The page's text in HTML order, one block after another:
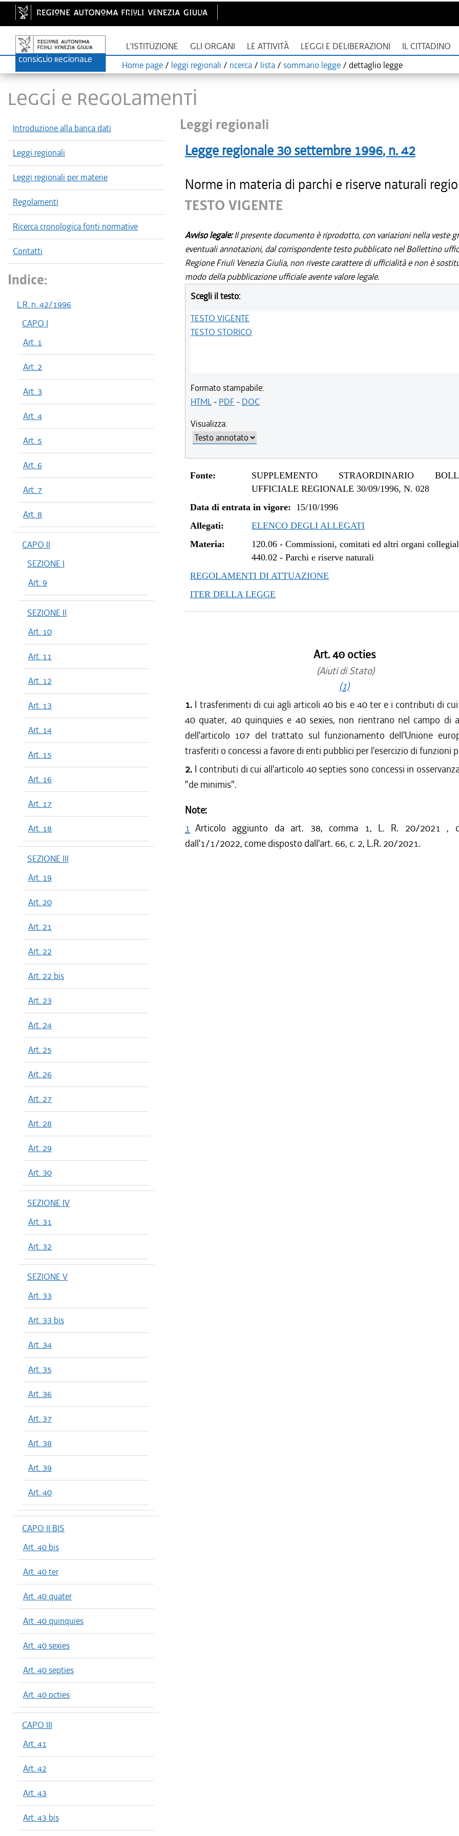
L'ISTITUZIONE GLI ORGANI LE ATTIVITÀ LEGGI E DELIBERAZIONI IL CITTADINO
Home page / leggi regionali / ricerca / lista / sommario legge / dettaglio legge
LEGGI E REGOLAMENTI
Introduzione alla banca dati
Leggi regionali
Leggi regionali per materie
Regolamenti
Ricerca cronologica fonti normative
Contatti
Indice:
L.R. n. 42/1996
CAPO I
Art. 1
Art. 2
Art. 3
Art. 4
Art. 5
Art. 6
Art. 7
Art. 8
CAPO II
SEZIONE I
Art. 9
SEZIONE II
Art. 10
Art. 11
Art. 12
Art. 13
Art. 14
Art. 15
Art. 16
Art. 17
Art. 18
SEZIONE III
Art. 19
Art. 20
Art. 21
Art. 22
Art. 22 bis
Art. 23
Art. 24
Art. 25
Art. 26
Art. 27
Art. 28
Art. 29
Art. 30
SEZIONE IV
Art. 31
Art. 32
SEZIONE V
Art. 33
Art. 33 bis
Art. 34
Art. 35
Art. 36
Art. 37
Art. 38
Art. 39
Art. 40
CAPO II BIS
Art. 40 bis
Art. 40 ter
Art. 40 quater
Art. 40 quinquies
Art. 40 sexies
Art. 40 septies
Art. 40 octies
CAPO III
Art. 41
Art. 42
Art. 43
Art. 43 bis
Leggi regionali
Legge regionale 30 settembre 1996, n.42
Norme in materia di parchi e riserve naturali
TESTO VIGENTE
Avviso legale:Il presente documento è riprodotto, con variazioni nella veste
eventuali annotazioni, dal corrispondente testo pubblicato nel Bollettino
Regione Friuli Venezia Giulia, non riveste carattere di ufficialità e non è
modo della pubblicazione ufficiale avente valore legale.
Scegli il testo:
TESTO VIGENTE
TESTO STORICO
Formato stampabile:
HTML- PDF - DOC
Visualizza:
Fonte:
SUPPLEMENTO STRAORDINARIO
UFFICIALE REGIONALE 30/09/1996, N. 028
Data di entrata in vigore: 15/10/1996
Allegati:
ELENCO DEGLI ALLEGATI
Materia:
120.06 -Commissioni, comitati ed altri organi
440.02 -Parchi e riserve naturali
REGOLAMENTI DI ATTUAZIONE
ITER DELLA LEGGE
Art. 40 octies
(Aiuti di Stato)
(1)
1. I trasferimenti di cui agli articoli 40 bis e 40 ter e i contributi di
40 quater, 40 quinquies e 40 sexies, non rientrano nel campo di
dell'articolo 107 del trattato sul funzionamento dell'Unione
trasferiti o concessi a favore di enti pubblici per l'esercizio di funzioni
2. I contributi di cui all'articolo 40 septies sono concessi in
"de minimis".
Note:
1 Articolo aggiunto da art. 38, comma 1, L. R. 20/2021 ,
dall'1/1/2022, come disposto dall'art. 66, c. 2, L.R. 20/2021.